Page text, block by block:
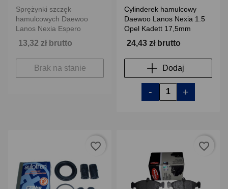
Sprężynki szczęk
hamulcowych Daewoo
Lanos Nexia Espero
13,32 zł brutto
Brak na stanie
Cylinderek hamulcowy
Daewoo Lanos Nexia 1.5
Opel Kadett 17,5mm
24,43 zł brutto
Dodaj
- +
favorite_border favorite_border